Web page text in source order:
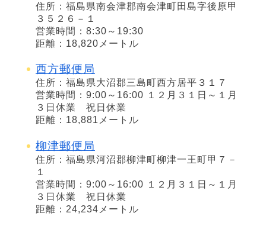
住所：福島県南会津郡南会津町田島字後原甲
３５２６－１
営業時間：8:30～19:30
距離：18,820メートル
西方郵便局
住所：福島県大沼郡三島町西方居平３１７
営業時間：9:00～16:00 １２月３１日～１月
３日休業 祝日休業
距離：18,881メートル
柳津郵便局
住所：福島県河沼郡柳津町柳津一王町甲７－
１
営業時間：9:00～16:00 １２月３１日～１月
３日休業 祝日休業
距離：24,234メートル